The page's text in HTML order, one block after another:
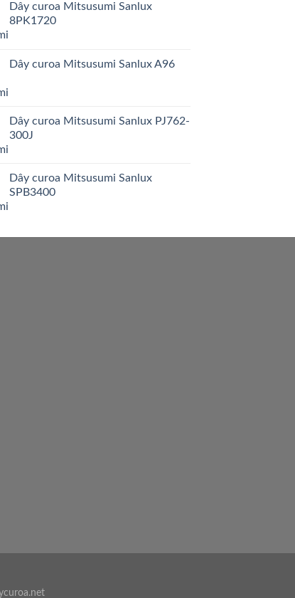
Dây curoa Mitsusumi Sanlux
8PK1720
Dây curoa Mitsusumi Sanlux A96
Dây curoa Mitsusumi Sanlux PJ762-
300J
Dây curoa Mitsusumi Sanlux
SPB3400